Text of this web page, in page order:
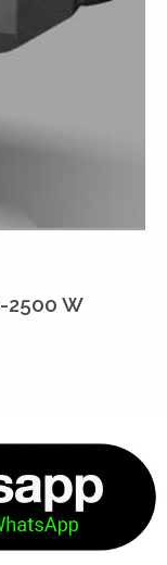
2500 W